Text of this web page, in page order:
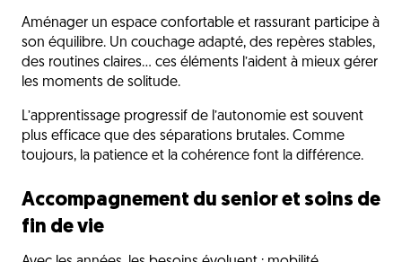
Aménager un espace confortable et rassurant participe à
son équilibre. Un couchage adapté, des repères stables,
des routines claires… ces éléments l’aident à mieux gérer
les moments de solitude.
L’apprentissage progressif de l’autonomie est souvent
plus efficace que des séparations brutales. Comme
toujours, la patience et la cohérence font la différence.
Accompagnement du senior et soins de
fin de vie